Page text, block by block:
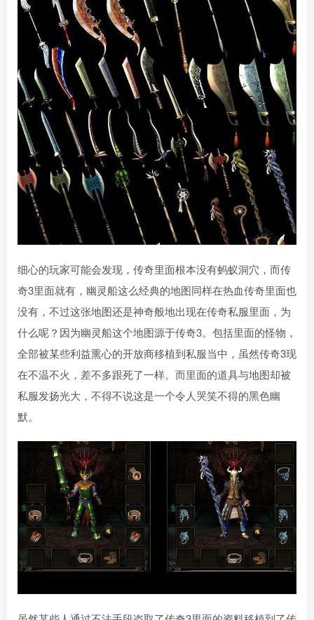
细心的玩家可能会发现，传奇里面根本没有蚂蚁洞穴，而传
奇3里面就有，幽灵船这么经典的地图同样在热血传奇里面也
没有，不过这张地图还是神奇般地出现在传奇私服里面，为
什么呢？因为幽灵船这个地图源于传奇3。包括里面的怪物，
全部被某些利益熏心的开放商移植到私服当中，虽然传奇3现
在不温不火，差不多跟死了一样。而里面的道具与地图却被
私服发扬光大，不得不说这是一个令人哭笑不得的黑色幽
默。